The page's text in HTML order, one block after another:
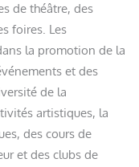
de théâtre, des
foires. Les
la promotion de la
et des
de la
artistiques, la
des cours de
et des clubs de